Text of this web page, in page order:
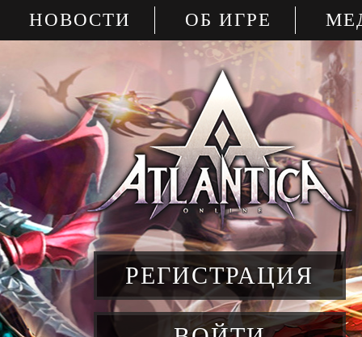
НОВОСТИ ОБ ИГРЕ
РЕГИСТРАЦИЯ